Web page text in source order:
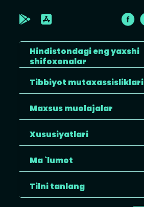
Hindistondagi eng yaxshi
shifoxonalar
Tibbiyot mutaxassisliklari
Maxsus muolajalar
Xususiyatlari
Ma `lumot
Tilni tanlang